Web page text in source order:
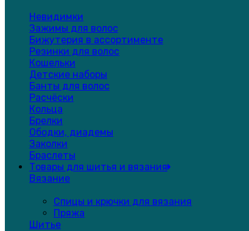
Невидимки
Зажимы для волос
Бижутерия в ассортименте
Резинки для волос
Кошельки
Детские наборы
Банты для волос
Расчёски
Кольца
Брелки
Ободки, диадемы
Заколки
Браслеты
Товары для шитья и вязания
Вязание
Спицы и крючки для вязания
Пряжа
Шитье